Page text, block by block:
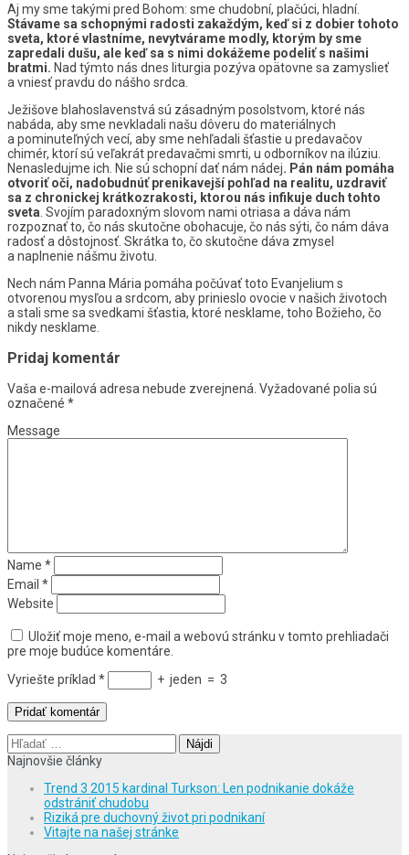
Aj my sme takými pred Bohom: sme chudobní, plačúci, hladní.
Stávame sa schopnými radosti zakaždým, keď si z dobier tohoto
sveta, ktoré vlastníme, nevytvárame modly, ktorým by sme
zapredali dušu, ale keď sa s nimi dokážeme podeliť s našimi
bratmi. Nad týmto nás dnes liturgia pozýva opätovne sa zamyslieť
a vniesť pravdu do nášho srdca.
Ježišove blahoslavenstvá sú zásadným posolstvom, ktoré nás
nabáda, aby sme nevkladali našu dôveru do materiálnych
a pominuteľných vecí, aby sme nehľadali šťastie u predavačov
chimér, ktorí sú veľakrát predavačmi smrti, u odborníkov na ilúziu.
Nenasledujme ich. Nie sú schopní dať nám nádej. Pán nám pomáha
otvoriť oči, nadobudnúť prenikavejší pohľad na realitu, uzdraviť
sa z chronickej krátkozrakosti, ktorou nás infikuje duch tohto
sveta . Svojím paradoxným slovom nami otriasa a dáva nám
rozpoznať to, čo nás skutočne obohacuje, čo nás sýti, čo nám dáva
radosť a dôstojnosť. Skrátka to, čo skutočne dáva zmysel
a naplnenie nášmu životu.
Nech nám Panna Mária pomáha počúvať toto Evanjelium s
otvorenou mysľou a srdcom, aby prinieslo ovocie v našich životoch
a stali sme sa svedkami šťastia, ktoré nesklame, toho Božieho, čo
nikdy nesklame.
Pridaj komentár
Vaša e-mailová adresa nebude zverejnená. Vyžadované polia sú
označené *
Message
Name *
Email *
Website
Uložiť moje meno, e-mail a webovú stránku v tomto prehliadači
pre moje budúce komentáre.
Vyriešte príklad * + jeden = 3
Hľadať:
Najnovšie články
Trend 3 2015 kardinal Turkson: Len podnikanie dokáže
odstrániť chudobu
Riziká pre duchovný život pri podnikaní
Vitajte na našej stránke